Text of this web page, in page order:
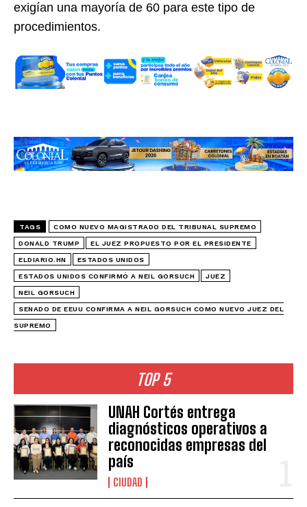
TOP 5
UNAH Cortés entrega
diagnósticos operativos a
reconocidas empresas del
país
CIUDAD
exigían una mayoría de 60 para este tipo de
procedimientos.
TAGS COMO NUEVO MAGISTRADO DEL TRIBUNAL SUPREMO
DONALD TRUMP EL JUEZ PROPUESTO POR EL PRESIDENTE
ELDIARIO.HN ESTADOS UNIDOS
ESTADOS UNIDOS CONFIRMÓ A NEIL GORSUCH JUEZ
NEIL GORSUCH
SENADO DE EEUU CONFIRMA A NEIL GORSUCH COMO NUEVO JUEZ DEL
SUPREMO